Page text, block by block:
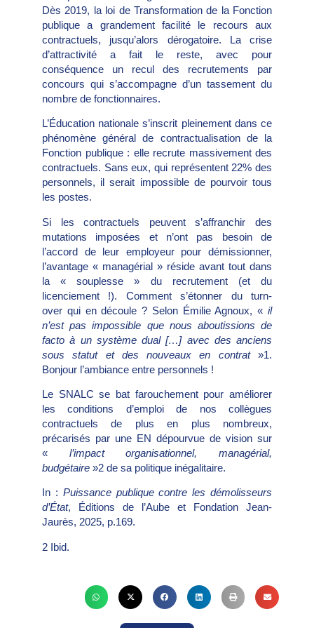
Dès 2019, la loi de Transformation de la Fonction
publique a grandement facilité le recours aux
contractuels, jusqu’alors dérogatoire. La crise
d’attractivité a fait le reste, avec pour
conséquence un recul des recrutements par
concours qui s’accompagne d’un tassement du
nombre de fonctionnaires.
L’Éducation nationale s’inscrit pleinement dans ce
phénomène général de contractualisation de la
Fonction publique : elle recrute massivement des
contractuels. Sans eux, qui représentent 22% des
personnels, il serait impossible de pourvoir tous
les postes.
Si les contractuels peuvent s’affranchir des
mutations imposées et n’ont pas besoin de
l’accord de leur employeur pour démissionner,
l’avantage « managérial » réside avant tout dans
la « souplesse » du recrutement (et du
licenciement !). Comment s’étonner du turn-
over qui en découle ? Selon Émilie Agnoux, « il
n’est pas impossible que nous aboutissions de
facto à un système dual […] avec des anciens
sous statut et des nouveaux en contrat»1.
Bonjour l’ambiance entre personnels !
Le SNALC se bat farouchement pour améliorer
les conditions d’emploi de nos collègues
contractuels de plus en plus nombreux,
précarisés par une EN dépourvue de vision sur
« l’impact organisationnel, managérial,
budgétaire »2 de sa politique inégalitaire.
In : Puissance publique contre les démolisseurs
d’État, Éditions de l’Aube et Fondation Jean-
Jaurès, 2025, p.169.
2 Ibid.